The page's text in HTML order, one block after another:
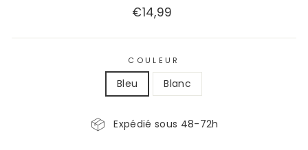
Prix
€14,99
COULEUR
Bleu Blanc
Expédié sous 48-72h